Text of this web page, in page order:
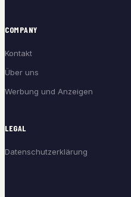
COMPANY
Kontakt
Über uns
Werbung und Anzeigen
LEGAL
Datenschutzerklärung